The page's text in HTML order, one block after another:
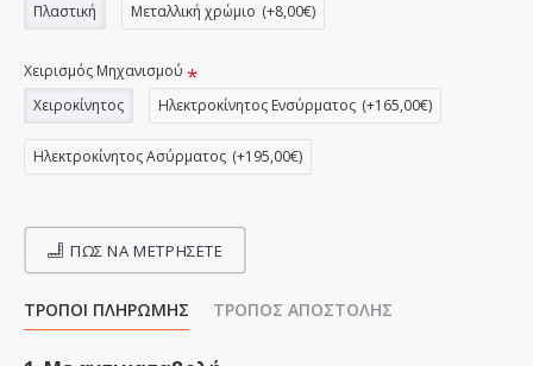
Πλαστική
Μεταλλική χρώμιο (+8,00€)
Χειρισμός Μηχανισμού
Χειροκίνητος
Ηλεκτροκίνητος Ενσύρματος (+165,00€)
Ηλεκτροκίνητος Ασύρματος (+195,00€)
ΠΩΣ ΝΑ ΜΕΤΡΉΣΕΤΕ
ΤΡΌΠΟΙ ΠΛΗΡΩΜΉΣ ΤΡΌΠΟΣ ΑΠΟΣΤΟΛΉΣ